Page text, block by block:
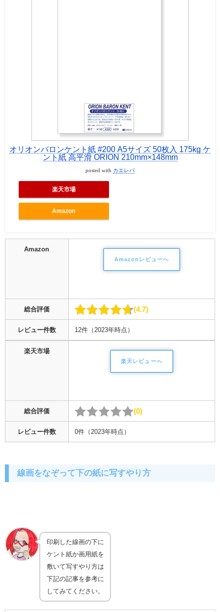
オリオンバロンケント紙 #200 A5サイズ 50枚入 175kg ケ
ント紙 高平滑 ORION 210mm×148mm
posted with カエレバ
楽天市場
Amazon
Amazon
Amazonレビューへ
総合評価 4.7
レビュー件数 12件（2023年時点）
楽天市場
楽天レビューへ
総合評価 0
レビュー件数 0件（2023年時点）
線画をなぞって下の紙に写すやり方
印刷した線画の下に
ケント紙か画用紙を
敷いて写すやり方は
下記の記事を参考に
してみてください。